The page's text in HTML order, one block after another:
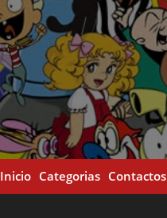
Inicio Categorias Contactos